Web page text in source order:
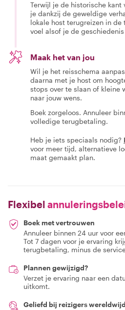
Terwijl je de historische kant
je dankzij de geweldige
lokale host terugreizen in
voel alsof je de
Maak het van jou
Wil je het reisschema
daarna met je host om
stops over te slaan of kleine
naar jouw wens.
Boek zorgeloos. Annuleer
volledige terugbetaling.
Heb je iets speciaals nodig?
voor meer tijd, alternatieve
maat gemaakt plan.
Flexibel
Boek met vertrouwen
Annuleer binnen 24 uur voor
Tot 7 dagen voor je ervaring
terugbetaling, minus de
Plannen gewijzigd?
Verzet je ervaring naar een
uitkomt.
Geliefd bij reizigers wereldwijd